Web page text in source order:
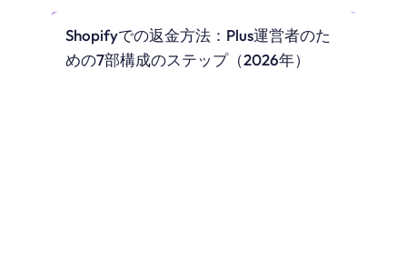
Shopifyでの返金方法：Plus運営者のた
めの7部構成のステップ（2026年）